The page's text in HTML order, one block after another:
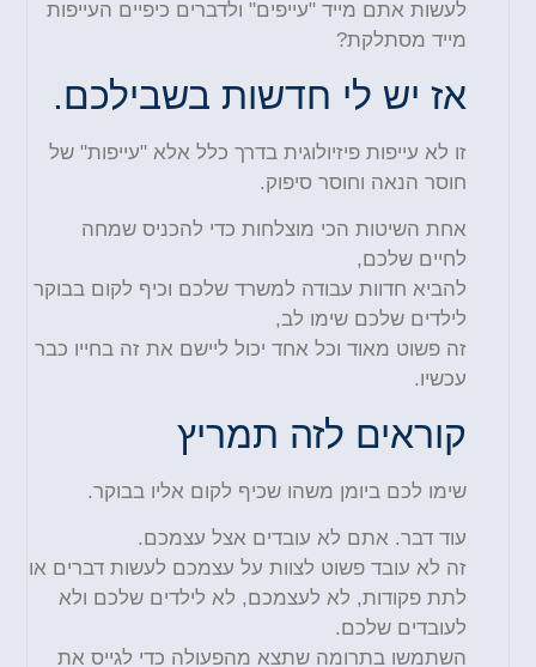
לעשות אתם מייד "עייפים" ולדברים כיפיים העייפות
מייד מסתלקת?
אז יש לי חדשות בשבילכם.
זו לא עייפות פיזיולוגית בדרך כלל אלא "עייפות" של
חוסר הנאה וחוסר סיפוק.
אחת השיטות הכי מוצלחות כדי להכניס שמחה
לחיים שלכם,
להביא חדוות עבודה למשרד שלכם וכיף לקום בבוקר
לילדים שלכם שימו לב,
זה פשוט מאוד וכל אחד יכול ליישם את זה בחייו כבר
עכשיו.
קוראים לזה תמריץ
שימו לכם ביומן משהו שכיף לקום אליו בבוקר.
עוד דבר. אתם לא עובדים אצל עצמכם.
זה לא עובד פשוט לצוות על עצמכם לעשות דברים או
לתת פקודות, לא לעצמכם, לא לילדים שלכם ולא
לעובדים שלכם.
השתמשו בתרומה שתצא מהפעולה כדי לגייס את